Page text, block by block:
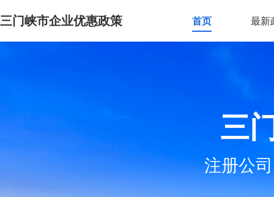
三门峡市企业优惠政策 首页 最新
三
注册公